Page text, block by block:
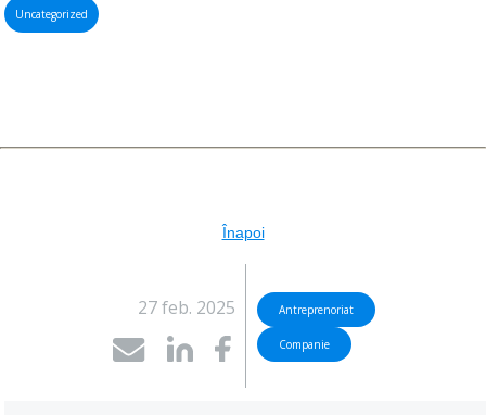
Uncategorized
Înapoi
27 feb. 2025 Antreprenoriat
Companie